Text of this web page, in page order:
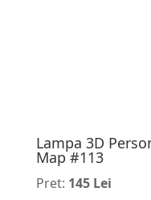
Lampa 3D
Map #113
Pret: 145 Lei